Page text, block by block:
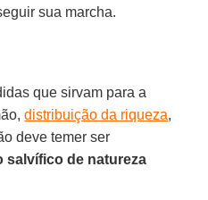
sua marcha.
que sirvam para a
distribuição da riqueza,
deve temer ser
salvífico de natureza